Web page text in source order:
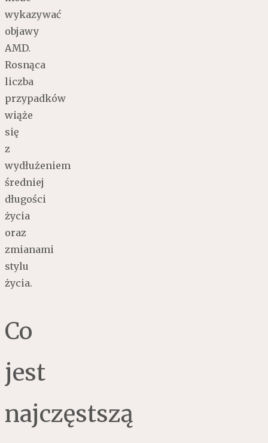
wykazywać
objawy
AMD.
Rosnąca
liczba
przypadków
wiąże
się
z
wydłużeniem
średniej
długości
życia
oraz
zmianami
stylu
życia.
Co
jest
najczęstszą